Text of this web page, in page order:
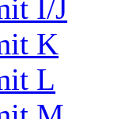
I/J
K
L